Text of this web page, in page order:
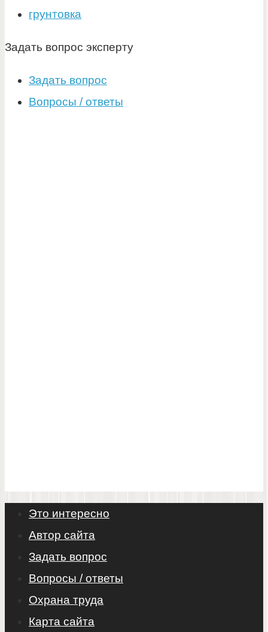
грунтовка
Задать вопрос эксперту
Задать вопрос
Вопросы / ответы
Это интересно
Автор сайта
Задать вопрос
Вопросы / ответы
Охрана труда
Карта сайта